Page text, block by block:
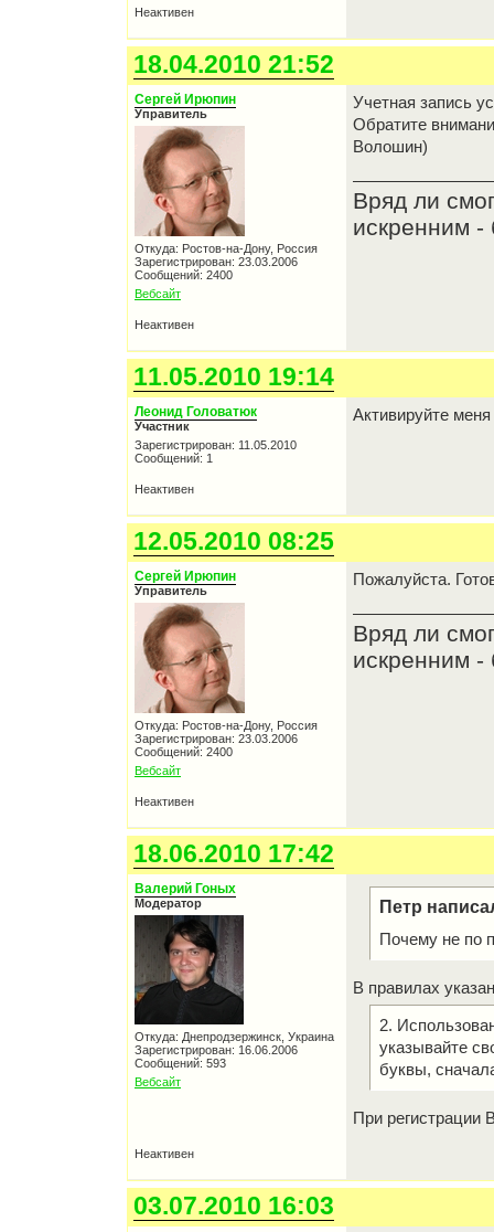
Неактивен
18.04.2010 21:52
Сергей Ирюпин
Управитель
Откуда: Ростов-на-Дону, Россия
Зарегистрирован: 23.03.2006
Сообщений: 2400
Вебсайт
Учетная запись
Обратите
Волошин)
Вряд ли
искренним -
Неактивен
11.05.2010 19:14
Леонид Головатюк
Участник
Зарегистрирован: 11.05.2010
Сообщений: 1
Активируйте
Неактивен
12.05.2010 08:25
Сергей Ирюпин
Управитель
Откуда: Ростов-на-Дону, Россия
Зарегистрирован: 23.03.2006
Сообщений: 2400
Вебсайт
Пожалуйста.
Вряд ли
искренним -
Неактивен
18.06.2010 17:42
Валерий Гоных
Модератор
Откуда: Днепродзержинск, Украина
Зарегистрирован: 16.06.2006
Сообщений: 593
Вебсайт
Петр
Почему не по
В правилах
2.
указывайте
буквы,
При
Неактивен
03.07.2010 16:03